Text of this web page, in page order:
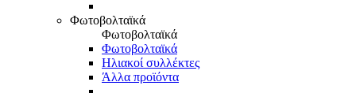
Φωτοβολταϊκά
Φωτοβολταϊκά
Φωτοβολταϊκά
Ηλιακοί συλλέκτες
Άλλα προϊόντα